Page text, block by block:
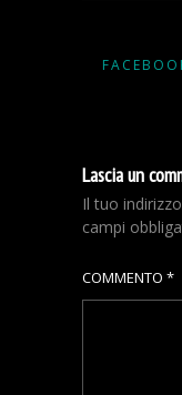
Lascia un
Il tuo
campi
COMMENTO *